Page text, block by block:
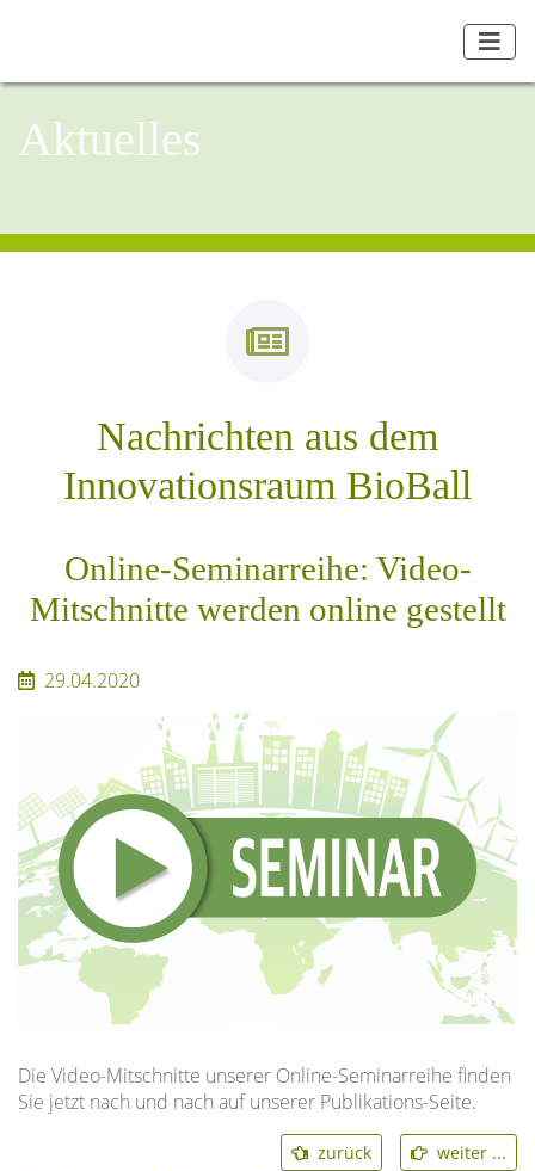
Aktuelles
Nachrichten aus dem
Innovationsraum BioBall
Online-Seminarreihe: Video-
Mitschnitte werden online gestellt
29.04.2020
Die Video-Mitschnitte unserer Online-Seminarreihe finden
Sie jetzt nach und nach auf unserer Publikations-Seite.
zurück weiter ...